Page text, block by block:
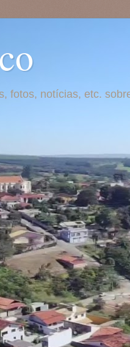
fotos, notícias, etc.